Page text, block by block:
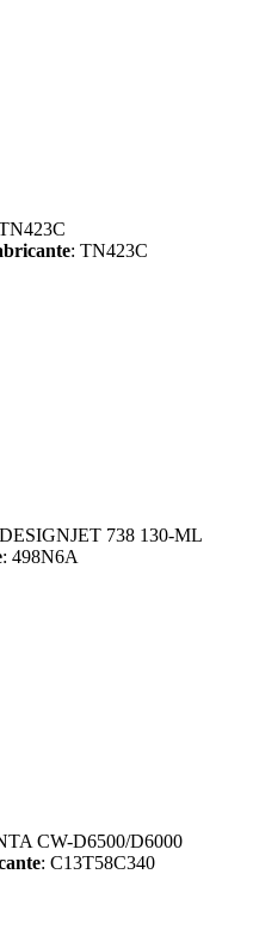
: TN423C
738 130-ML
: 498N6A
CW-D6500/D6000
: C13T58C340